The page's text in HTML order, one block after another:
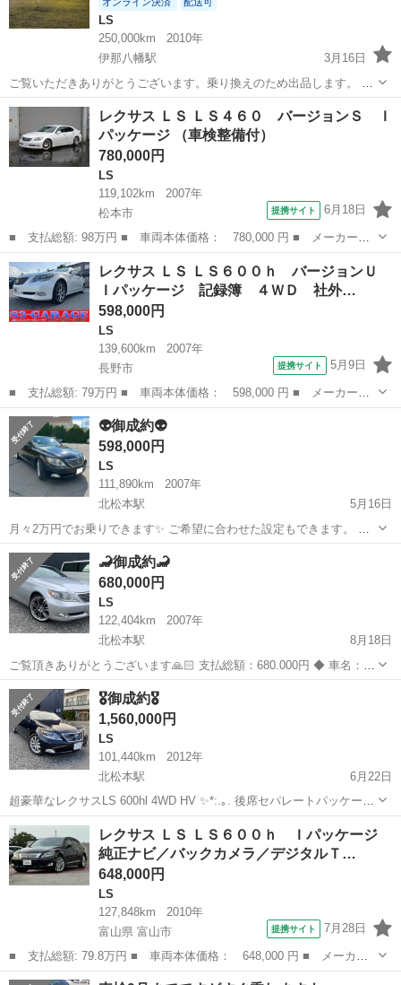
LS
250,000km
2010年
伊那八幡駅
3月16日
ご覧いただきありがとうございます。乗り換えのため出品します。 即
購入はできません。 大きな傷や凹みはございません、年式の割には綺
麗な方だと思います。 内装も綺麗だと思われますが運転席の背もたれ
小さなシート破れあります。 サス...
長野 飯田市 伊那八幡駅
レクサス ＬＳ ＬＳ４６０ バージョンＳ Ｉ
パッケージ （車検整備付）
780,000円
LS
119,102km
2007年
松本市
提携サイト 6月18日
■ 支払総額: 98万円 ■ 車両本体価格： 780,000 円 ■ メーカー
名： レクサス ■ 車種名： ＬＳ ■ グレード名： ＬＳ４６０
バージョンＳ Ｉパッケージ ■ 排気量： 4600cc ■ ドア枚数：
4D ...
長野 松本市 LS
レクサス ＬＳ ＬＳ６００ｈ バージョンＵ
Ｉパッケージ 記録簿 ４ＷＤ 社外…
598,000円
LS
139,600km
2007年
長野市
提携サイト 5月9日
■ 支払総額: 79万円 ■ 車両本体価格： 598,000 円 ■ メーカー
名： レクサス ■ 車種名： ＬＳ ■ グレード名： ＬＳ６００
ｈ バージョンＵ Ｉパッケージ 記録簿 ４ＷＤ 社外アルミ 純
正ナビ フルセグＴ...
長野 長野市 LS
👽御成約👽
598,000円
LS
111,890km
2007年
北松本駅
5月16日
月々2万円でお乗りできます✨️ ご希望に合わせた設定もできます。 ※
ローン審査必要です。 ◆ 車名：レクサス LS460 バージョンC ◆ 年
式：H19 ◆ 距離：111890km ◆ 色：クロ ◆ 車検：R6年11月8日...
長野 松本市 北松本駅
🦂御成約🦂
680,000円
LS
122,404km
2007年
北松本駅
8月18日
ご覧頂きありがとうございます🙏🏻 支払総額：680.000円 ◆ 車名：レ
クサス LS460 ◆グレード：バージョンU Iパッケージ ◆ 年式：H18 ◆
距離：122404km ◆ 色：シルバー ◆ 車検：なし ◆装...
長野 松本市 北松本駅
🎖御成約🎖
1,560,000円
LS
101,440km
2012年
北松本駅
6月22日
超豪華なレクサスLS 600hl 4WD HV ✨*:.｡. 後席セパレートパッケー
ジ.｡.:*✨ ・運転装備仕様はフル装備❕ ・全席シートヒーター・クーラー
・後席フリップダウン(後席用CD／DVD、リモコン、🎧付) ・サ...
長野 松本市 北松本駅
レクサス ＬＳ ＬＳ６００ｈ Ｉパッケージ
純正ナビ／バックカメラ／デジタルＴ…
648,000円
LS
127,848km
2010年
富山県 富山市
提携サイト 7月28日
■ 支払総額: 79.8万円 ■ 車両本体価格： 648,000 円 ■ メーカー
名： レクサス ■ 車種名： ＬＳ ■ グレード名： ＬＳ６００
富山 富山市 LS